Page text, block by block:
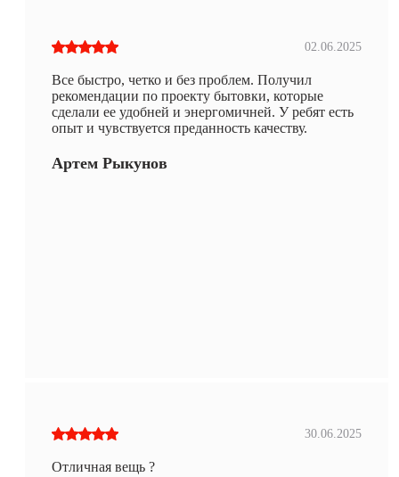
02.06.2025
Все быстро, четко и без проблем. Получил
рекомендации по проекту бытовки, которые
сделали ее удобней и энергомичней. У ребят есть
опыт и чувствуется преданность качеству.
Артем Рыкунов
30.06.2025
Отличная вещь ?